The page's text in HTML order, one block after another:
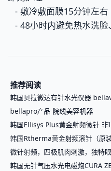
- 敷冷敷面膜15分钟左右
- 48小时内避免热水洗脸
推荐阅读
韩国贝拉微达有针水光仪器
bellapro产品 院线美容机器
韩国Ellisys Plus黄金射频微针 非
韩国Rtherma黄金射频滚针（原
微针射频，四极肌肉刺激，独特眼
韩国无针气压水光电磁炮CURA